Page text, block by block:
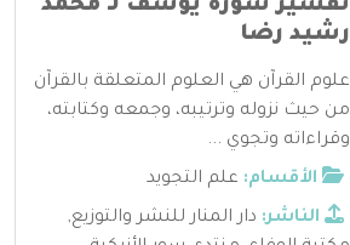
تفسير سورة يوسف لـ محمد
رشيد رضا
علوم القرآن هي العلوم المتعلقة بالقرآن
من حيث نزوله وترتيبه، وجمعه وكتابته،
وقراءاته وتجوي ...
الأقسام: علم التجويد
الناشر: دار المنار للنشر والتوزيع,